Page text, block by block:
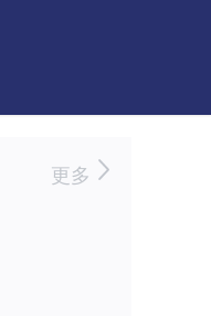
更多